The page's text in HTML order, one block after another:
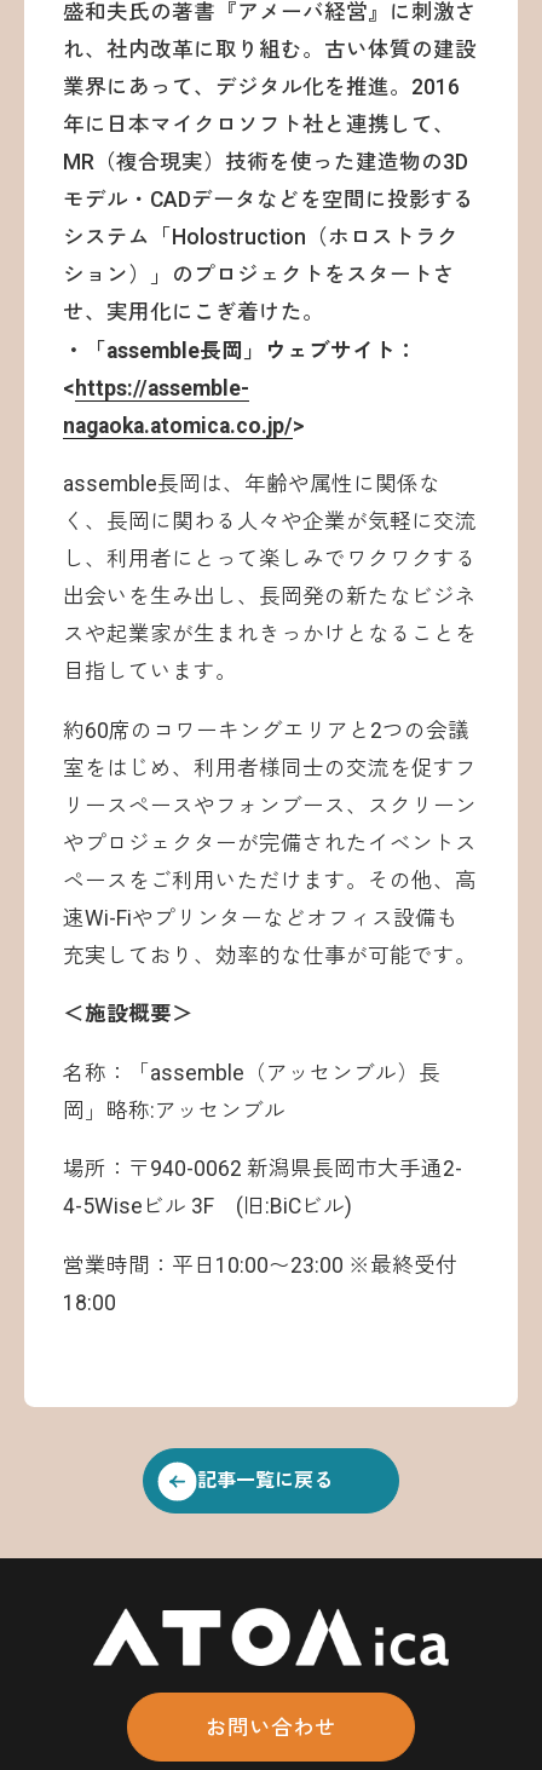
盛和夫氏の著書『アメーバ経営』に刺激さ
れ、社内改革に取り組む。古い体質の建設
業界にあって、デジタル化を推進。2016
年に日本マイクロソフト社と連携して、
MR（複合現実）技術を使った建造物の3D
モデル・CADデータなどを空間に投影する
システム「Holostruction（ホロストラク
ション）」のプロジェクトをスタートさ
せ、実用化にこぎ着けた。
・「assemble長岡」ウェブサイト：
< https://assemble-
nagaoka.atomica.co.jp/>
assemble長岡は、年齢や属性に関係な
く、長岡に関わる人々や企業が気軽に交流
し、利用者にとって楽しみでワクワクする
出会いを生み出し、長岡発の新たなビジネ
スや起業家が生まれきっかけとなることを
目指しています。
約60席のコワーキングエリアと2つの会議
室をはじめ、利用者様同士の交流を促すフ
リースペースやフォンブース、スクリーン
やプロジェクターが完備されたイベントス
ペースをご利用いただけます。その他、高
速Wi-Fiやプリンターなどオフィス設備も
充実しており、効率的な仕事が可能です。
＜施設概要＞
名称：「assemble（アッセンブル）長
岡」略称:アッセンブル
場所：〒940-0062 新潟県長岡市大手通2-
4-5Wiseビル 3F (旧:BiCビル)
営業時間：平日10:00〜23:00 ※最終受付
18:00
記事一覧に戻る
お問い合わせ